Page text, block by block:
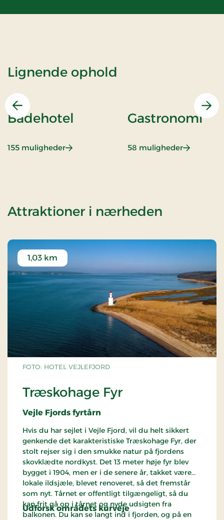
Lignende ophold
Forrige
Badehotel
155 muligheder: Badehotel
Gastronomi
58 muligheder:
Attraktioner i nærheden
FOTO: HOTEL VEJLEFJORD
Træskohage Fyr
1,03 km
Vejle Fjords fyrtårn
Hvis du har sejlet i Vejle Fjord, vil du helt sikkert
genkende det karakteristiske Træskohage Fyr, der
stolt rejser sig i den smukke natur på fjordens
skovklædte nordkyst. Det 13 meter høje fyr blev
bygget i 1904, men er i de senere år, takket være
lokale ildsjæle, blevet renoveret, så det fremstår
som nyt. Tårnet er offentligt tilgængeligt, så du
kan frit gå op i tårnet og nyde udsigten fra
balkonen. Du kan se langt ind i fjorden, og på en
Udforsk områdets kurveje